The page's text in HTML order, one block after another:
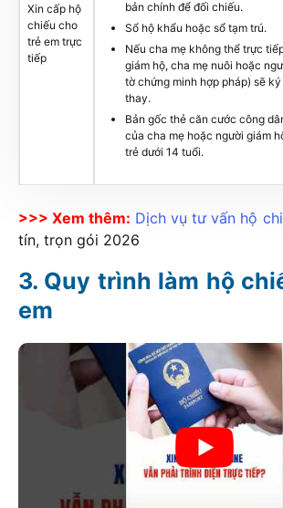
Xin cấp hộ
chiếu cho
trẻ em trực
tiếp
bản chính để đối chiếu.
Sổ hộ khẩu hoặc sổ tạm trú.
Nếu cha mẹ không thể trực
giám hộ, cha mẹ nuôi hoặc
tờ chứng minh hợp pháp) sẽ
thay.
Bản gốc thẻ căn cước công
của cha mẹ hoặc người giám
trẻ dưới 14 tuổi.
>>> Xem thêm: Dịch vụ tư vấn hộ
tín, trọn gói 2026
Quy trình làm hộ
em